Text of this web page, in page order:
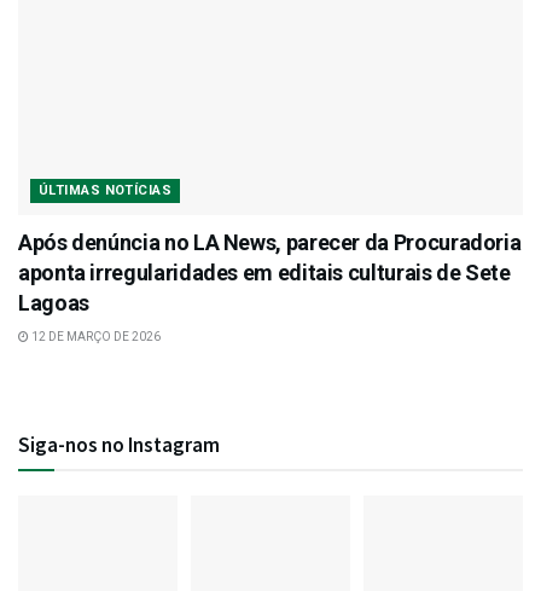
ÚLTIMAS NOTÍCIAS
Após denúncia no LA News, parecer da Procuradoria
aponta irregularidades em editais culturais de Sete
Lagoas
12 DE MARÇO DE 2026
Siga-nos no Instagram